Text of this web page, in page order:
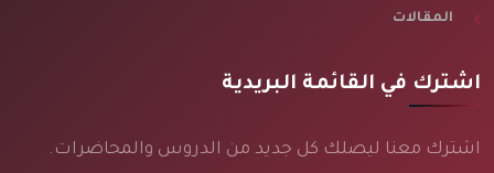
المقالات
اشترك في القائمة البريدية
اشترك معنا ليصلك كل جديد من الدروس والمحاضرات.